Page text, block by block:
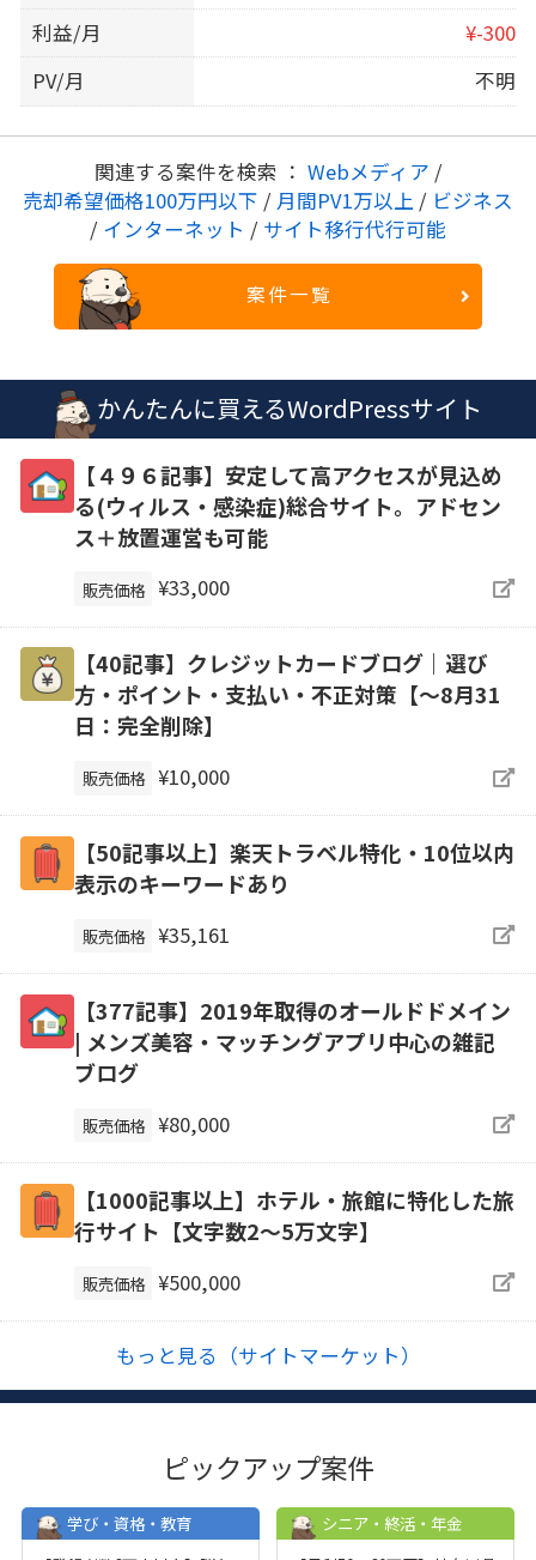
利益/月
¥-300
PV/月
不明
関連する案件を検索 ： Webメディア /
売却希望価格100万円以下 / 月間PV1万以上 / ビジネス
/ インターネット / サイト移行代行可能
案件一覧
かんたんに買えるWordPressサイト
【４９６記事】安定して高アクセスが見込め
る(ウィルス・感染症)総合サイト。アドセン
ス＋放置運営も可能
販売価格 ¥33,000
【40記事】クレジットカードブログ｜選び
方・ポイント・支払い・不正対策【～8月31
日：完全削除】
販売価格 ¥10,000
【50記事以上】楽天トラベル特化・10位以内
表示のキーワードあり
販売価格 ¥35,161
【377記事】2019年取得のオールドドメイン
| メンズ美容・マッチングアプリ中心の雑記
ブログ
販売価格 ¥80,000
【1000記事以上】ホテル・旅館に特化した旅
行サイト【文字数2〜5万文字】
販売価格 ¥500,000
もっと見る（サイトマーケット）
ピックアップ案件
学び・資格・教育
シニア・終活・年金